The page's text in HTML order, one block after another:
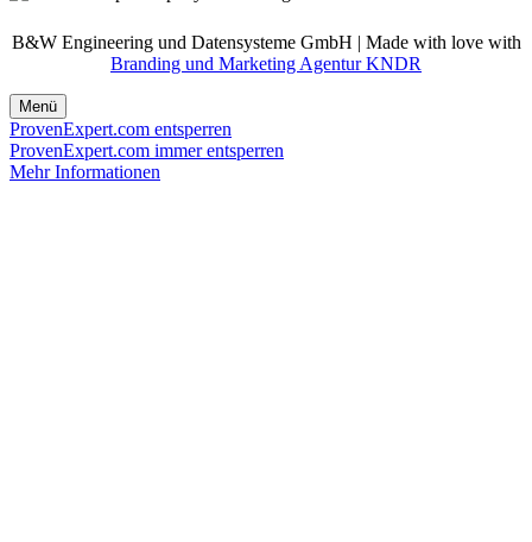
B&W Engineering und Datensysteme GmbH | Made with love with
Branding und Marketing Agentur KNDR
Menü
ProvenExpert.com entsperren
ProvenExpert.com immer entsperren
Mehr Informationen